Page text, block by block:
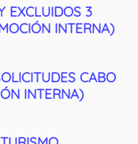
EXCLUIDOS 3
INTERNA)
CABO
INTERNA)